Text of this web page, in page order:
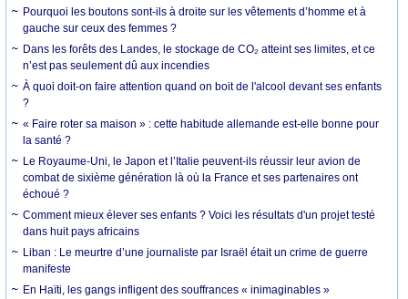
Pourquoi les boutons sont-ils à droite sur les vêtements d’homme et à
gauche sur ceux des femmes ?
Dans les forêts des Landes, le stockage de CO₂ atteint ses limites, et ce
n’est pas seulement dû aux incendies
À quoi doit-on faire attention quand on boit de l'alcool devant ses enfants
?
« Faire roter sa maison » : cette habitude allemande est-elle bonne pour
la santé ?
Le Royaume-Uni, le Japon et l’Italie peuvent-ils réussir leur avion de
combat de sixième génération là où la France et ses partenaires ont
échoué ?
Comment mieux élever ses enfants ? Voici les résultats d'un projet testé
dans huit pays africains
Liban : Le meurtre d’une journaliste par Israël était un crime de guerre
manifeste
En Haïti, les gangs infligent des souffrances « inimaginables »